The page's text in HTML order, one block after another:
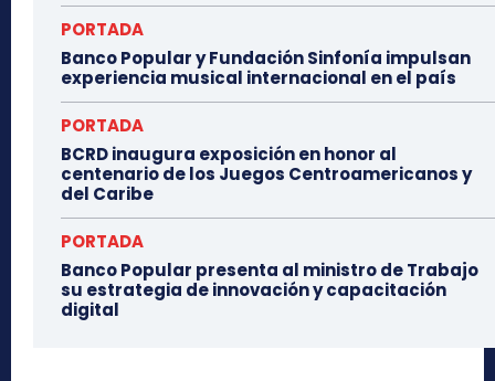
PORTADA
Banco Popular y Fundación Sinfonía impulsan
experiencia musical internacional en el país
PORTADA
BCRD inaugura exposición en honor al
centenario de los Juegos Centroamericanos y
del Caribe
PORTADA
Banco Popular presenta al ministro de Trabajo
su estrategia de innovación y capacitación
digital